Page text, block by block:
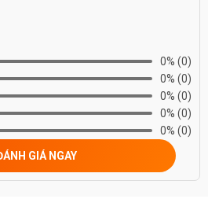
0% (0)
0% (0)
0% (0)
0% (0)
0% (0)
GIÁ NGAY